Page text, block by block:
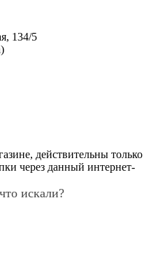
134/5
действительны только
через данный интернет-
искали?